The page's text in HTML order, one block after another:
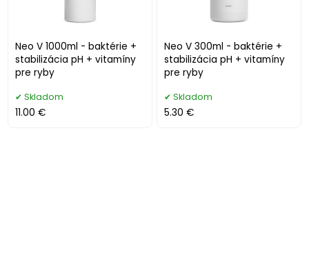
Neo V 1000ml - baktérie +
stabilizácia pH + vitamíny
pre ryby
Skladom
11.00 €
Neo V 300ml - baktérie +
stabilizácia pH + vitamíny
pre ryby
Skladom
5.30 €